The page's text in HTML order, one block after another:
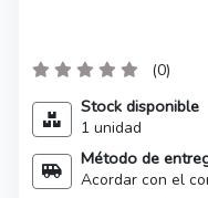
(0)
Stock disponible
1 unidad
Método de
Acordar con el